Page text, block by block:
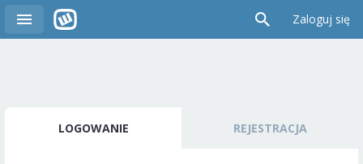
Zaloguj się
LOGOWANIE REJESTRACJA